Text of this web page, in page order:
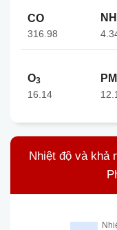
CO
316.98
NH
O3
16.14
PM
Nhiệt độ và khả